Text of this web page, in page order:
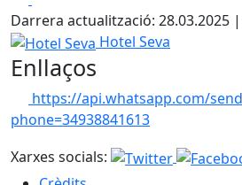
+
−
Darrera actualització: 28.03.2025
Hotel Seva
Hotel Seva
Enllaços
https://api.whatsapp.com/
phone=34938841613
Xarxes socials: